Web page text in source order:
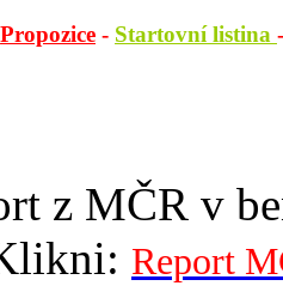
Propozice - Startovní listina
z MČR v
Report